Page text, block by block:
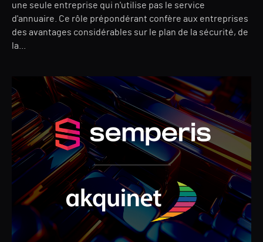
une seule entreprise qui n'utilise pas le service
d'annuaire. Ce rôle prépondérant confère aux entreprises
des avantages considérables sur le plan de la sécurité, de
la...